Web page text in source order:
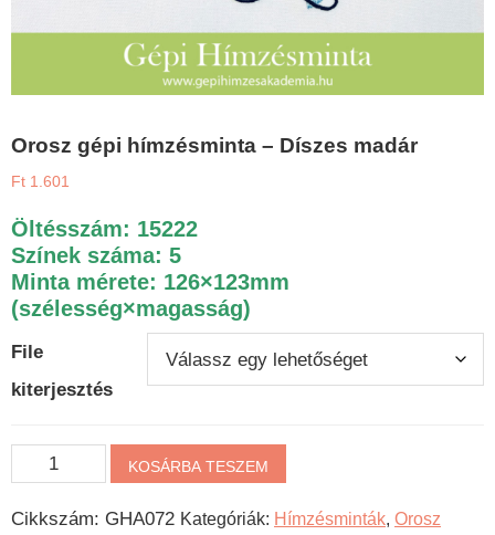
Orosz gépi hímzésminta – Díszes madár
Ft 1.601
Öltésszám: 15222
Színek száma: 5
Minta mérete: 126×123mm
(szélesség×magasság)
File
kiterjesztés
Orosz
gépi
hímzésminta
KOSÁRBA TESZEM
Cikkszám: GHA072 Kategóriák: Hímzésminták, Orosz